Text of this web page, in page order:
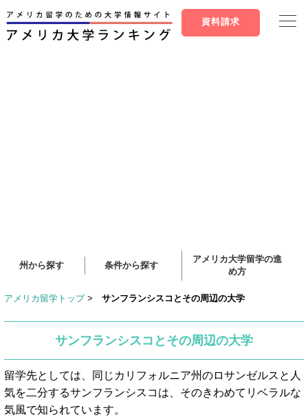
資料請求
州から探す 条件から探す
アメリカ大学留学の進
め方
アメリカ留学トップ > サンフランシスコとその周辺の大学
サンフランシスコとその周辺の大学
留学先としては、同じカリフォルニア州のロサンゼルスと人
気を二分するサンフランシスコは、そのきわめてリベラルな
気風で知られています。